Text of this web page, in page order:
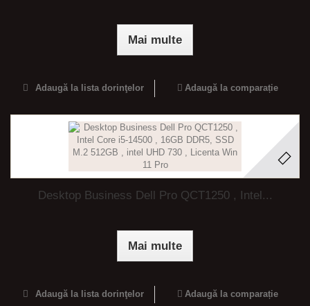
Mai multe
Adaugă la lista dorinţelor Adaugă la comparație
Desktop Business Dell Pro QCT1250 , Intel...
Mai multe
Adaugă la lista dorinţelor Adaugă la comparație